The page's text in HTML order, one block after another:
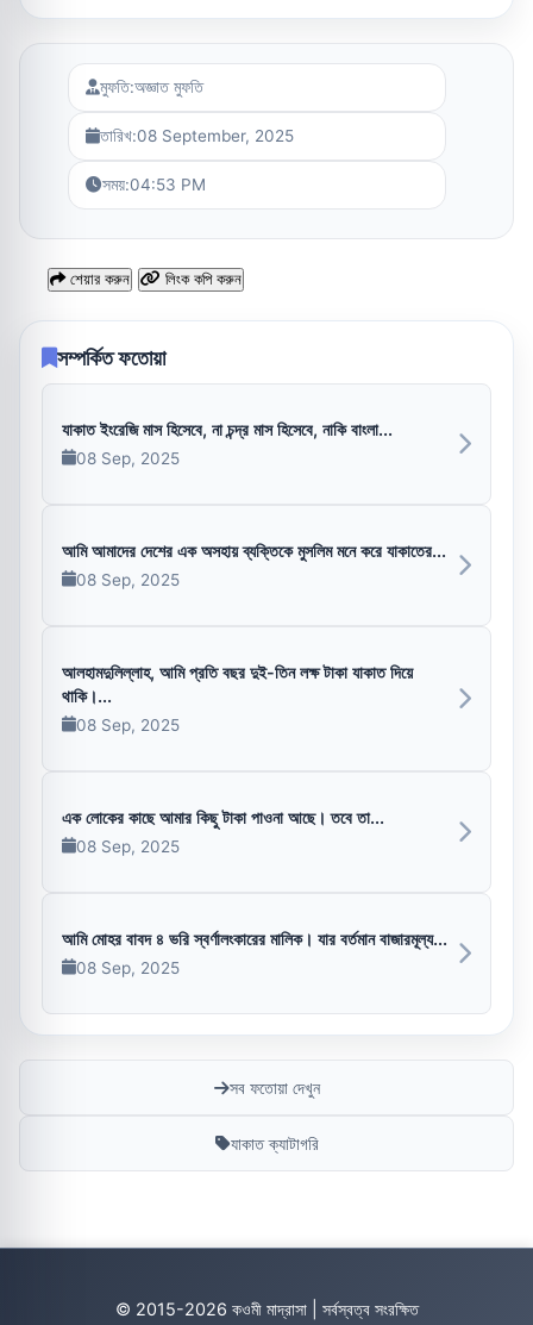
মুফতি:অজ্ঞাত মুফতি
তারিখ:08 September, 2025
সময়:04:53 PM
শেয়ার করুন লিংক কপি করুন
সম্পর্কিত ফতোয়া
যাকাত ইংরেজি মাস হিসেবে, না চন্দ্র মাস হিসেবে, নাকি বাংলা...
08 Sep, 2025
আমি আমাদের দেশের এক অসহায় ব্যক্তিকে মুসলিম মনে করে যাকাতের...
08 Sep, 2025
আলহামদুলিল্লাহ, আমি প্রতি বছর দুই-তিন লক্ষ টাকা যাকাত দিয়ে
থাকি।...
08 Sep, 2025
এক লোকের কাছে আমার কিছু টাকা পাওনা আছে। তবে তা...
08 Sep, 2025
আমি মোহর বাবদ ৪ ভরি স্বর্ণালংকারের মালিক। যার বর্তমান বাজারমূল্য...
08 Sep, 2025
সব ফতোয়া দেখুন
যাকাত ক্যাটাগরি
© 2015-2026 কওমী মাদ্রাসা | সর্বস্বত্ব সংরক্ষিত